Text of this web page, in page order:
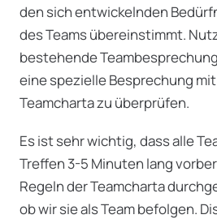
den sich entwickelnden
des Teams übereinstimmt.
bestehende
eine spezielle Besprechung
Teamcharta zu überprüfen.
Es ist sehr wichtig, dass alle
Treffen 3-5 Minuten lang
Regeln der Teamcharta
ob wir sie als Team befolgen.